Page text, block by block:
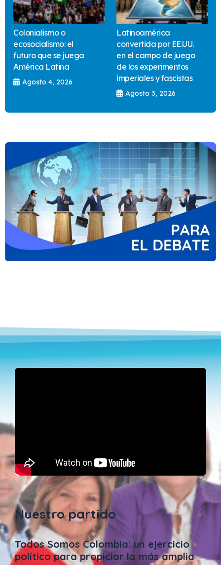
Colonialismo o
ecosocialismo: el
futuro que se juega
América Latina
Agosto 4, 2026
Latinoamérica
convertida por EE.UU.
en el campo de juego
de los experimentos
imperiales y fascistas
Agosto 3, 2026
Nuestro partido
Todos Somos Colombia: un ejercicio
político para propiciar la más amplia